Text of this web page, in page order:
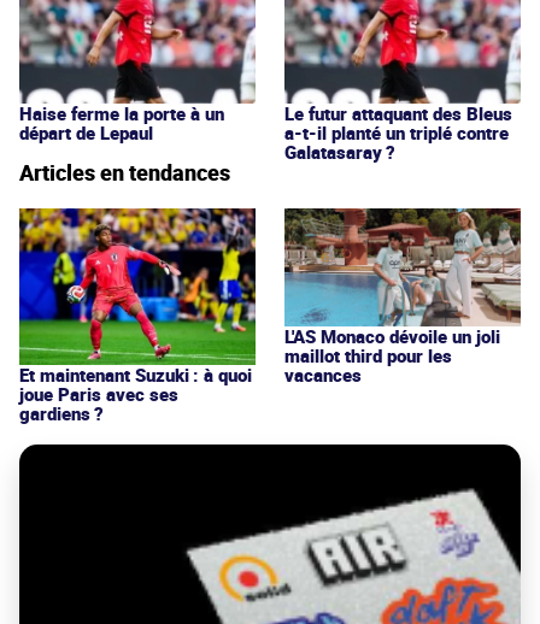
Haise ferme la porte à un
départ de Lepaul
Le futur attaquant des Bleus
a-t-il planté un triplé contre
Galatasaray ?
Articles en tendances
Et maintenant Suzuki : à quoi
joue Paris avec ses
gardiens ?
L'AS Monaco dévoile un joli
maillot third pour les
vacances